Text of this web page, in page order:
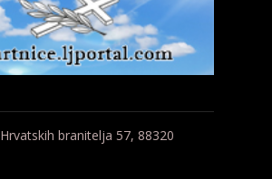
Hrvatskih branitelja 57, 88320